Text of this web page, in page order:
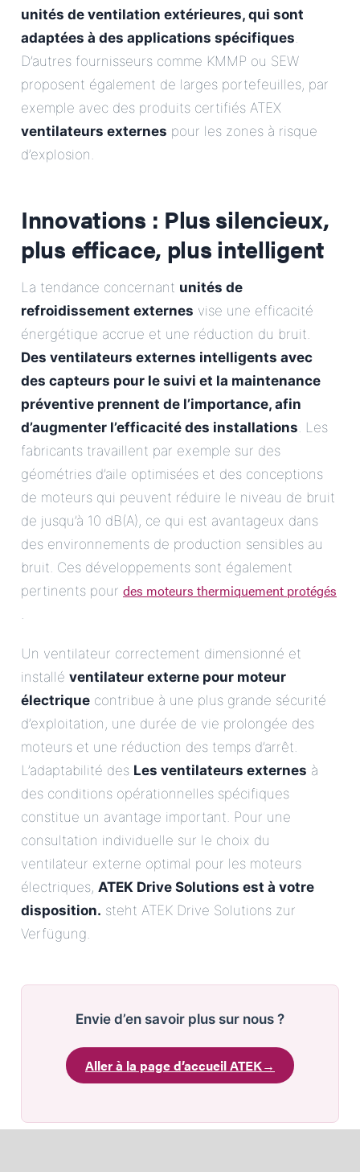
unités de ventilation extérieures, qui sont
adaptées à des applications spécifiques.
D’autres fournisseurs comme KMMP ou SEW
proposent également de larges portefeuilles, par
exemple avec des produits certifiés ATEX
ventilateurs externes pour les zones à risque
d’explosion.
Innovations : Plus silencieux,
plus efficace, plus intelligent
La tendance concernant unités de
refroidissement externes vise une efficacité
énergétique accrue et une réduction du bruit.
Des ventilateurs externes intelligents avec
des capteurs pour le suivi et la maintenance
préventive prennent de l’importance, afin
d’augmenter l’efficacité des installations. Les
fabricants travaillent par exemple sur des
géométries d’aile optimisées et des conceptions
de moteurs qui peuvent réduire le niveau de bruit
de jusqu’à 10 dB(A), ce qui est avantageux dans
des environnements de production sensibles au
bruit. Ces développements sont également
pertinents pour des moteurs thermiquement protégés
.
Un ventilateur correctement dimensionné et
installé ventilateur externe pour moteur
électrique contribue à une plus grande sécurité
d’exploitation, une durée de vie prolongée des
moteurs et une réduction des temps d’arrêt.
L’adaptabilité des Les ventilateurs externes à
des conditions opérationnelles spécifiques
constitue un avantage important. Pour une
consultation individuelle sur le choix du
ventilateur externe optimal pour les moteurs
électriques, ATEK Drive Solutions est à votre
disposition. steht ATEK Drive Solutions zur
Verfügung.
Envie d’en savoir plus sur nous ?
Aller à la page d’accueil ATEK→